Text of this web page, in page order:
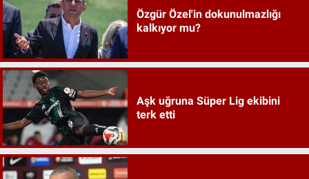
Özgür Özel'in dokunulmazlığı
kalkıyor mu?
Aşk uğruna Süper Lig ekibini
terk etti